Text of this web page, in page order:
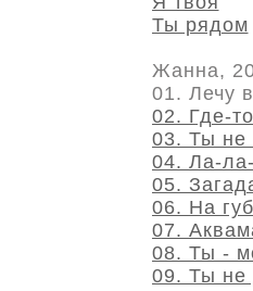
Ты рядом
Жанна,
01. Лечу
02. Где-
03. Ты не
04. Ла-
05.
06. На
07.
08. Ты -
09. Ты не